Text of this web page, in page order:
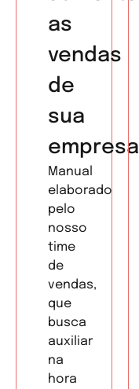
as
vendas
de
sua
empresa
Manual
elaborado
pelo
nosso
time
de
vendas,
que
busca
auxiliar
na
hora